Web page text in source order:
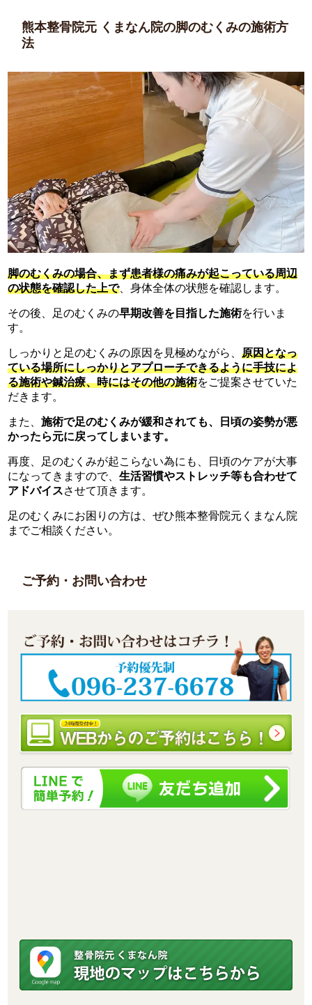
熊本整骨院元 くまなん院の脚のむくみの施術方
法
脚のむくみの場合、まず患者様の痛みが起こっている周辺
の状態を確認した上で、身体全体の状態を確認します。
その後、足のむくみの早期改善を目指した施術を行いま
す。
しっかりと足のむくみの原因を見極めながら、 原因となっ
ている場所にしっかりとアプローチできるように手技によ
る施術や鍼治療、時にはその他の施術をご提案させていた
だきます。
また、 施術で足のむくみが緩和されても、日頃の姿勢が悪
かったら元に戻ってしまいます。
再度、足のむくみが起こらない為にも、日頃のケアが大事
になってきますので、 生活習慣やストレッチ等も合わせて
アドバイスさせて頂きます。
足のむくみにお困りの方は、ぜひ熊本整骨院元くまなん院
までご相談ください。
ご予約・お問い合わせ